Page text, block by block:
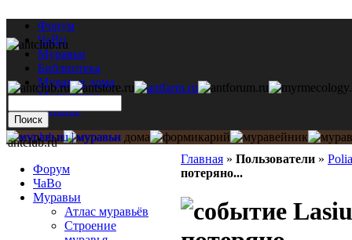
Форум
ЧаВо
Муравьи
Библиотека
Муравьи дома
Мастерская
Каталог
Главная » Пользователи »
потеряно...
antclub.ru
Форум
ЧаВо
Муравьи
Атлас муравьёв
Строение